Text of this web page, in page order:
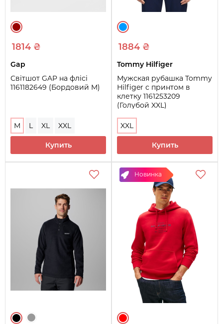
1814 ₴
Gap
Світшот GAP на флісі
1161182649 (Бордовий M)
M L XL XXL
Купить
1884 ₴
Tommy Hilfiger
Мужская рубашка Tommy
Hilfiger с принтом в
клетку 1161253209
(Голубой XXL)
XXL
Купить
Новинка